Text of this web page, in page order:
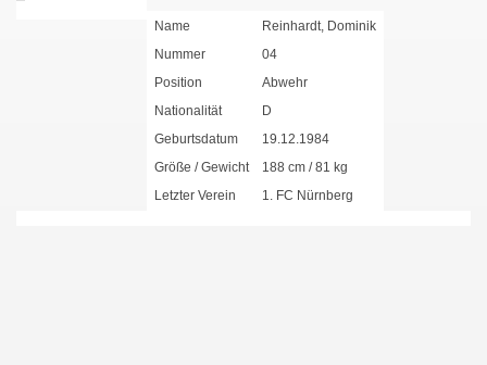
Name
Reinhardt, Dominik
Nummer
04
Position
Abwehr
Nationalität
D
Geburtsdatum
19.12.1984
Größe / Gewicht
188 cm / 81 kg
Letzter Verein
1. FC Nürnberg